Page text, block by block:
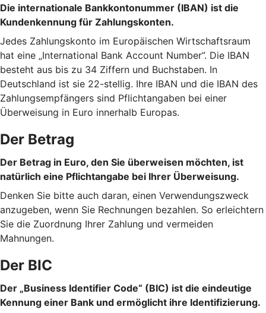
Die internationale Bankkontonummer (IBAN) ist die
Kundenkennung für Zahlungskonten.
Jedes Zahlungskonto im Europäischen Wirtschaftsraum
hat eine „International Bank Account Number”. Die IBAN
besteht aus bis zu 34 Ziffern und Buchstaben. In
Deutschland ist sie 22-stellig. Ihre IBAN und die IBAN des
Zahlungsempfängers sind Pflichtangaben bei einer
Überweisung in Euro innerhalb Europas.
Der Betrag
Der Betrag in Euro, den Sie überweisen möchten, ist
natürlich eine Pflichtangabe bei Ihrer Überweisung.
Denken Sie bitte auch daran, einen Verwendungszweck
anzugeben, wenn Sie Rechnungen bezahlen. So erleichtern
Sie die Zuordnung Ihrer Zahlung und vermeiden
Mahnungen.
Der BIC
Der „Business Identifier Code“ (BIC) ist die eindeutige
Kennung einer Bank und ermöglicht ihre Identifizierung.